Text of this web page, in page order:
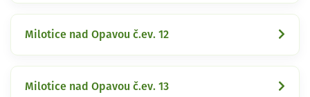
Milotice nad Opavou č.ev. 12
Milotice nad Opavou č.ev. 13